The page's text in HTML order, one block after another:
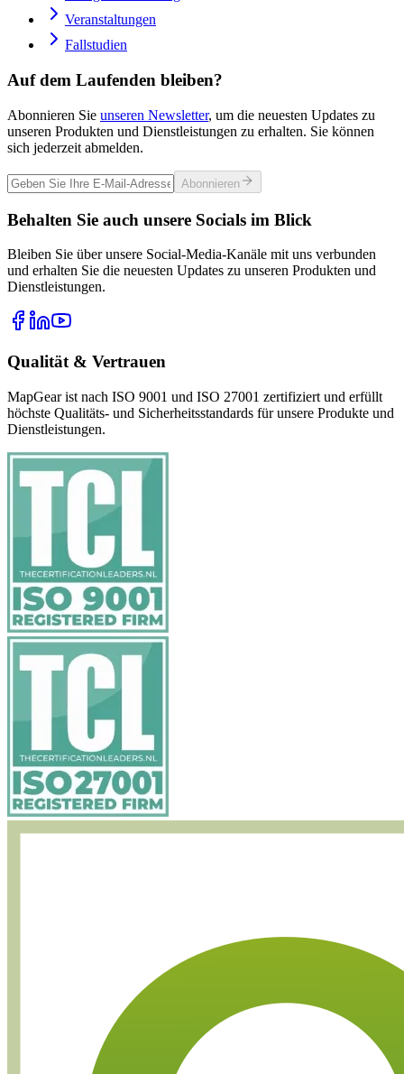
Veranstaltungen
Fallstudien
Auf dem Laufenden bleiben?
Abonnieren Sie unseren Newsletter, um die neuesten Updates zu
unseren Produkten und Dienstleistungen zu erhalten. Sie können
sich jederzeit abmelden.
Abonnieren
Behalten Sie auch unsere Socials im Blick
Bleiben Sie über unsere Social-Media-Kanäle mit uns verbunden
und erhalten Sie die neuesten Updates zu unseren Produkten und
Dienstleistungen.
Qualität & Vertrauen
MapGear ist nach ISO 9001 und ISO 27001 zertifiziert und erfüllt
höchste Qualitäts- und Sicherheitsstandards für unsere Produkte und
Dienstleistungen.